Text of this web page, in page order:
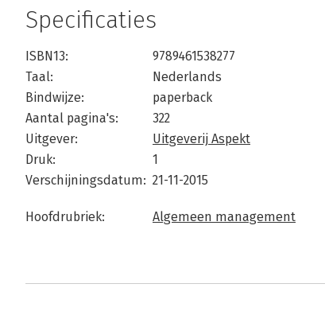
Specificaties
ISBN13:
9789461538277
Taal:
Nederlands
Bindwijze:
paperback
Aantal pagina's:
322
Uitgever:
Uitgeverij Aspekt
Druk:
1
Verschijningsdatum: 21-11-2015
Hoofdrubriek: Algemeen management